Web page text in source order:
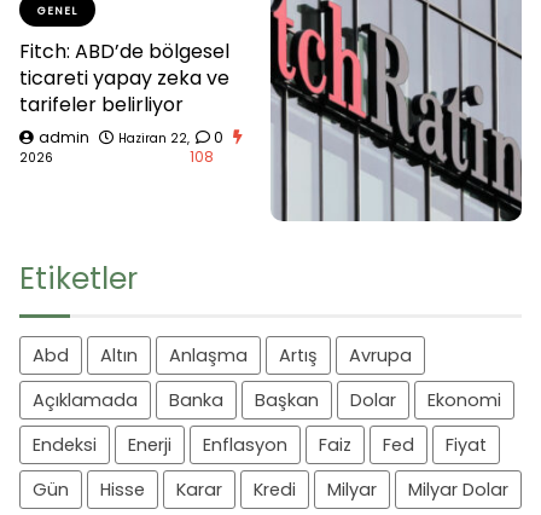
GENEL
Fitch: ABD’de bölgesel
ticareti yapay zeka ve
tarifeler belirliyor
admin
Haziran 22,
2026
0
108
Etiketler
Abd Altın Anlaşma Artış
Avrupa
Açıklamada
Banka Başkan Dolar
Ekonomi
Endeksi
Enerji Enflasyon Faiz Fed
Fiyat
Gün
Hisse Karar Kredi Milyar Milyar Dolar